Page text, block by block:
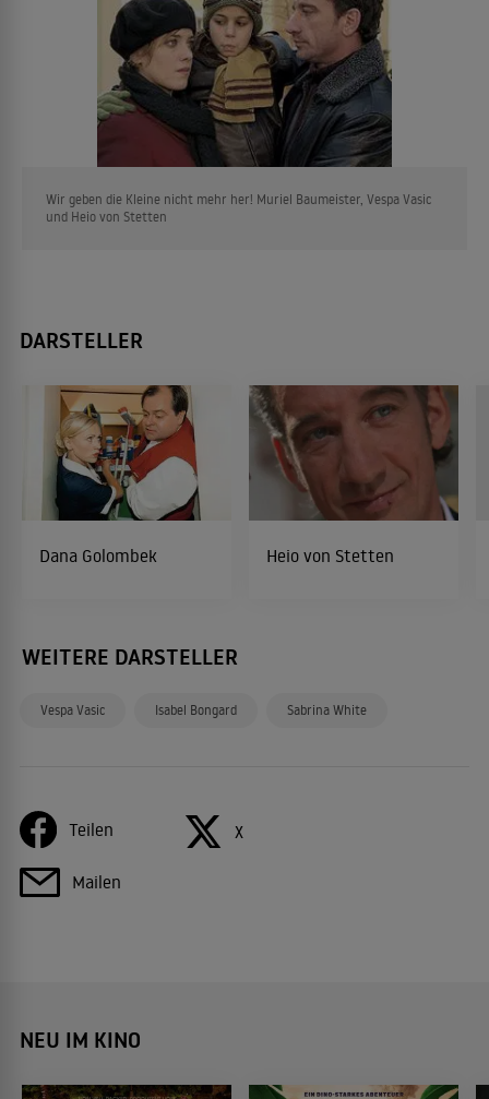
Wir geben die Kleine nicht mehr her! Muriel Baumeister, Vespa Vasic
und Heio von Stetten
DARSTELLER
Dana Golombek Heio von Stetten
WEITERE DARSTELLER
Vespa Vasic Isabel Bongard Sabrina White
Teilen X
Mailen
NEU IM KINO